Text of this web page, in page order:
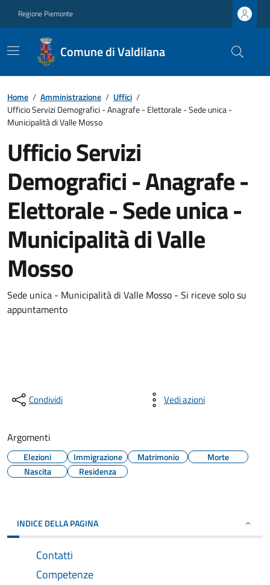
Regione Piemonte
Comune di Valdilana
Home / Amministrazione / Uffici /
Ufficio Servizi Demografici - Anagrafe - Elettorale - Sede unica -
Municipalità di Valle Mosso
Ufficio Servizi
Demografici - Anagrafe -
Elettorale - Sede unica -
Municipalità di Valle
Mosso
Sede unica - Municipalità di Valle Mosso - Si riceve solo su
appuntamento
Condividi Vedi azioni
Argomenti
Elezioni Immigrazione Matrimonio
Morte
Nascita
Residenza
INDICE DELLA PAGINA
Contatti
Competenze